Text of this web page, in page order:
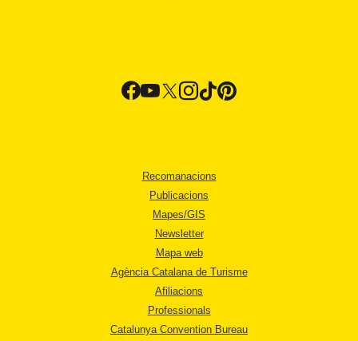
Recomanacions
Publicacions
Mapes/GIS
Newsletter
Mapa web
Agència Catalana de Turisme
Afiliacions
Professionals
Catalunya Convention Bureau